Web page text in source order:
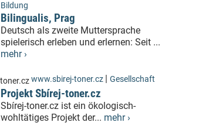
Bildung
Bilingualis, Prag
Deutsch als zweite Muttersprache
spielerisch erleben und erlernen: Seit ...
mehr ›
www.sbirej-toner.cz | Gesellschaft
Projekt Sbírej-toner.cz
Sbírej-toner.cz ist ein ökologisch-
wohltätiges Projekt der... mehr ›